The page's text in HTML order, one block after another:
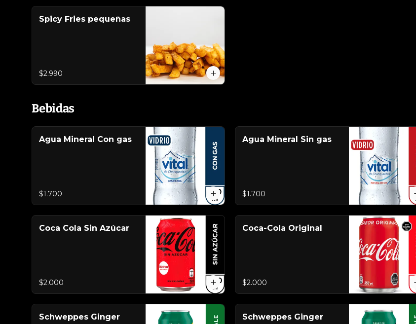
Spicy Fries pequeñas
$2.990
Bebidas
Agua Mineral Con gas
$1.700
Agua Mineral Sin gas
$1.700
Coca Cola Sin Azúcar
$2.000
Coca-Cola Original
$2.000
Schweppes Ginger
Schweppes Ginger